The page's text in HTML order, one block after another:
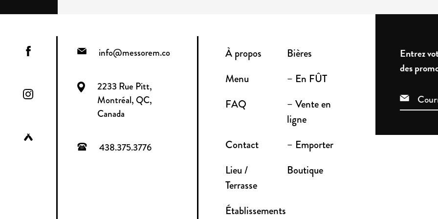
info@messorem.co
2233 Rue Pitt,
Montréal, QC,
Canada
438.375.3776
À propos
Bières
Menu
– En FÛT
FAQ
– Vente en
ligne
Contact
– Emporter
Lieu /
Terrasse
Boutique
Établissements
Entrez
des